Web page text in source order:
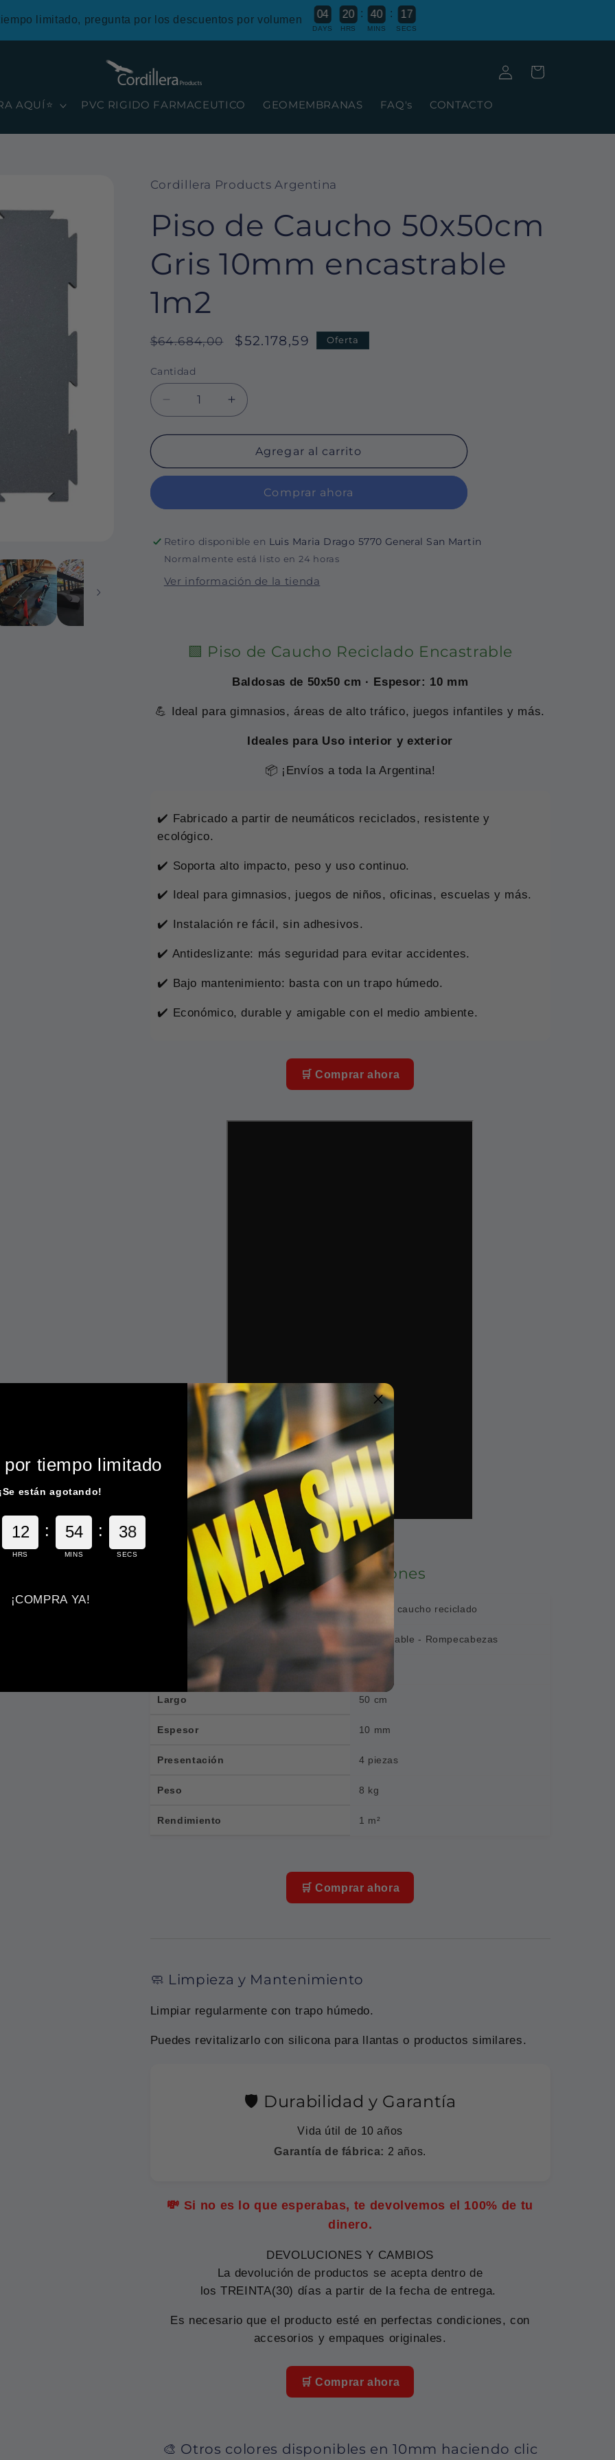
limitado, pregunta por los descuentos por volumen 04
DAYS
20
HRS
: 40
MINS
: 1 6
SECS
AQUÍ⭐ PVC RIGIDO FARMACEUTICO GEOMEMBRANAS FAQ's CONTACTO
Iniciar
sesión
Carrito
Cordillera Products Argentina
Piso de Caucho 50x50cm
Gris 10mm encastrable
1m2
Precio
$64.684,00
Precio
$52.178,59 Oferta
Cantidad
Cantidad
Reducir
cantidad
para
de
Gris
encastrable
1m2
Aumentar
cantidad
para
Piso
de
50x50cm
Gris
encastrable
1m2
Agregar al carrito
Comprar ahora
Retiro disponible en Luis Maria Drago 5770 General San Martin
Normalmente está listo en 24 horas
Ver información de la tienda
🟩 Piso de Caucho Reciclado Encastrable
Baldosas de 50x50 cm · Espesor: 10 mm
💪 Ideal para gimnasios, áreas de alto tráfico, juegos infantiles y más.
Ideales para Uso interior y exterior
📦 ¡Envíos a toda la Argentina!
✔️ Fabricado a partir de neumáticos reciclados, resistente y
ecológico.
✔️ Soporta alto impacto, peso y uso continuo.
✔️ Ideal para gimnasios, juegos de niños, oficinas, escuelas y más.
✔️ Instalación re fácil, sin adhesivos.
✔️ Antideslizante: más seguridad para evitar accidentes.
✔️ Bajo mantenimiento: basta con un trapo húmedo.
✔️ Económico, durable y amigable con el medio ambiente.
🛒 Comprar ahora
📐 Especificaciones
Piso de caucho reciclado
Encastrable - Rompecabezas
Largo 50 cm
Espesor 10 mm
Presentación 4 piezas
Peso 8 kg
Rendimiento 1 m²
🛒 Comprar ahora
🧼 Limpieza y Mantenimiento
Limpiar regularmente con trapo húmedo.
Puedes revitalizarlo con silicona para llantas o productos similares.
🛡️ Durabilidad y Garantía
Vida útil de 10 años
Garantía de fábrica: 2 años.
💸 Si no es lo que esperabas, te devolvemos el 100% de tu
dinero.
DEVOLUCIONES Y CAMBIOS
La devolución de productos se acepta dentro de
los TREINTA(30) días a partir de la fecha de entrega.
Es necesario que el producto esté en perfectas condiciones, con
accesorios y empaques originales.
🛒 Comprar ahora
🎨 Otros colores disponibles en 10mm haciendo clic
tiempo limitado
están agotando!
12
HRS
: 54
MINS
: 37
SECS
¡COMPRA YA!